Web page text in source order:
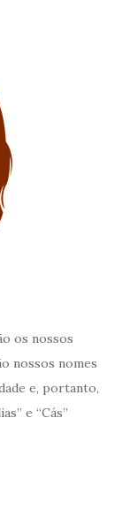
os nossos
nossos nomes
e, portanto,
e “Cás”